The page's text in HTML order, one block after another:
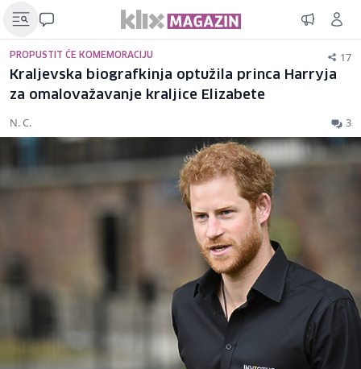
PROPUSTIT ĆE KOMEMORACIJU 17
Kraljevska biografkinja optužila princa Harryja
za omalovažavanje kraljice Elizabete
N. C. 3